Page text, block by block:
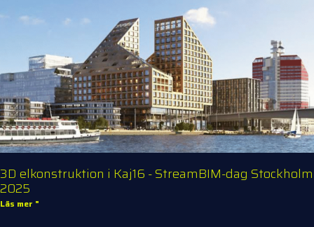
3D elkonstruktion i Kaj16 - StreamBIM-dag Stockholm
2025
Läs mer "